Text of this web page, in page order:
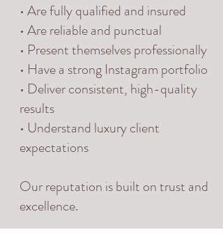
• Are fully qualified and insured
• Are reliable and punctual
• Present themselves professionally
• Have a strong Instagram portfolio
• Deliver consistent, high-quality
results
• Understand luxury client
expectations
Our reputation is built on trust and
excellence.